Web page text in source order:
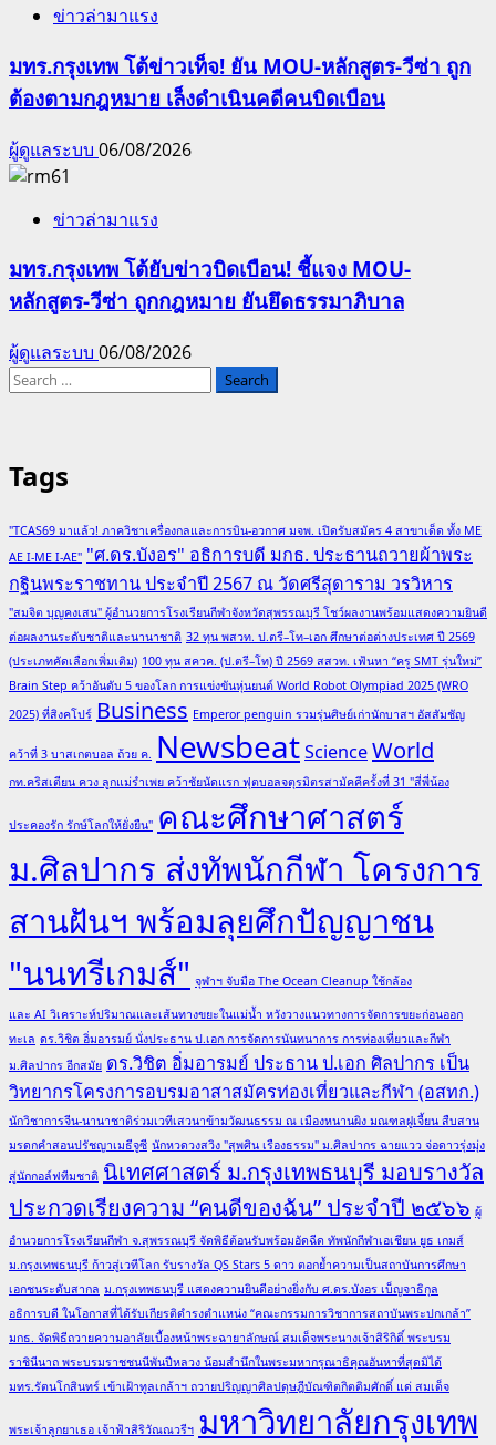
ข่าวล่ามาแรง
มทร.กรุงเทพ โต้ข่าวเท็จ! ยัน MOU-หลักสูตร-วีซ่า ถูก
ต้องตามกฎหมาย เล็งดำเนินคดีคนบิดเบือน
ผู้ดูแลระบบ 06/08/2026
ข่าวล่ามาแรง
มทร.กรุงเทพ โต้ยับข่าวบิดเบือน! ชี้แจง MOU-
หลักสูตร-วีซ่า ถูกกฎหมาย ยันยึดธรรมาภิบาล
ผู้ดูแลระบบ 06/08/2026
Search
Tags
"TCAS69 มาแล้ว! ภาควิชาเครื่องกลและการบิน-อวกาศ มจพ. เปิดรับสมัคร 4 สาขาเด็ด ทั้ง ME
AE I-ME I-AE" "ศ.ดร.บังอร" อธิการบดี มกธ. ประธานถวายผ้าพระ
กฐินพระราชทาน ประจำปี 2567 ณ วัดศรีสุดาราม วรวิหาร
"สมจิต บุญคงเสน" ผู้อำนวยการโรงเรียนกีฬาจังหวัดสุพรรณบุรี โชว์ผลงานพร้อมแสดงความยินดี
ต่อผลงานระดับชาติและนานาชาติ 32 ทุน พสวท. ป.ตรี–โท–เอก ศึกษาต่อต่างประเทศ ปี 2569
(ประเภทคัดเลือกเพิ่มเติม) 100 ทุน สควค. (ป.ตรี–โท) ปี 2569 สสวท. เฟ้นหา “ครู SMT รุ่นใหม่”
Brain Step คว้าอันดับ 5 ของโลก การแข่งขันหุ่นยนต์ World Robot Olympiad 2025 (WRO
2025) ที่สิงคโปร์ Business Emperor penguin รวมรุ่นศิษย์เก่านักบาสฯ อัสสัมชัญ
คว้าที่ 3 บาสเกตบอล ถ้วย ค. NewsbeatScienceWorld
กท.คริสเตียน ควง ลูกแม่รำเพย คว้าชัยนัดแรก ฟุตบอลจตุรมิตรสามัคคีครั้งที่ 31 "สี่พี่น้อง
ประคองรัก รักษ์โลกให้ยั่งยืน" คณะศึกษาศาสตร์
ม.ศิลปากร ส่งทัพนักกีฬา โครงการ
สานฝันฯ พร้อมลุยศึกปัญญาชน
"นนทรีเกมส์" จุฬาฯ จับมือ The Ocean Cleanup ใช้กล้อง
และ AI วิเคราะห์ปริมาณและเส้นทางขยะในแม่น้ำ หวังวางแนวทางการจัดการขยะก่อนออก
ทะเล ดร.วิชิต อิ่มอารมย์ นั่งประธาน ป.เอก การจัดการนันทนาการ การท่องเที่ยวและกีฬา
ม.ศิลปากร อีกสมัย ดร.วิชิต อิ่มอารมย์ ประธาน ป.เอก ศิลปากร เป็น
วิทยากรโครงการอบรมอาสาสมัครท่องเที่ยวและกีฬา (อสทก.)
นักวิชาการจีน-นานาชาติร่วมเวทีเสวนาข้ามวัฒนธรรม ณ เมืองหนานผิง มณฑลฝูเจี้ยน สืบสาน
มรดกคำสอนปรัชญาเมธีจูซี นักหวดวงสวิง "สุพศิน เรืองธรรม" ม.ศิลปากร ฉายแวว จ่อดาวรุ่งมุ่ง
สู่นักกอล์ฟทีมชาติ นิเทศศาสตร์ ม.กรุงเทพธนบุรี มอบรางวัล
ประกวดเรียงความ “คนดีของฉัน” ประจำปี ๒๕๖๖ ผู้
อำนวยการโรงเรียนกีฬา จ.สุพรรณบุรี จัดพิธีต้อนรับพร้อมอัดฉีด ทัพนักกีฬาเอเชียน ยูธ เกมส์
ม.กรุงเทพธนบุรี ก้าวสู่เวทีโลก รับรางวัล QS Stars 5 ดาว ตอกย้ำความเป็นสถาบันการศึกษา
เอกชนระดับสากล ม.กรุงเทพธนบุรี แสดงความยินดีอย่างยิ่งกับ ศ.ดร.บังอร เบ็ญจาธิกุล
อธิการบดี ในโอกาสที่ได้รับเกียรติดำรงตำแหน่ง “คณะกรรมการวิชาการสถาบันพระปกเกล้า”
มกธ. จัดพิธีถวายความอาลัยเบื้องหน้าพระฉายาลักษณ์ สมเด็จพระนางเจ้าสิริกิติ์ พระบรม
ราชินีนาถ พระบรมราชชนนีพันปีหลวง น้อมสำนึกในพระมหากรุณาธิคุณอันหาที่สุดมิได้
มทร.รัตนโกสินทร์ เข้าเฝ้าทูลเกล้าฯ ถวายปริญญาศิลปดุษฎีบัณฑิตกิตติมศักดิ์ แด่ สมเด็จ
พระเจ้าลูกยาเธอ เจ้าฟ้าสิริวัณณวรีฯ มหาวิทยาลัยกรุงเทพ